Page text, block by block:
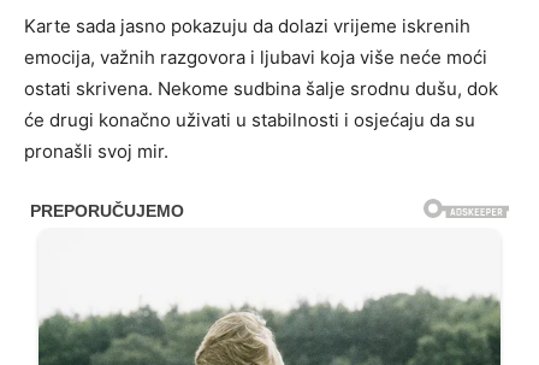
Karte sada jasno pokazuju da dolazi vrijeme iskrenih
emocija, važnih razgovora i ljubavi koja više neće moći
ostati skrivena. Nekome sudbina šalje srodnu dušu, dok
će drugi konačno uživati u stabilnosti i osjećaju da su
pronašli svoj mir.